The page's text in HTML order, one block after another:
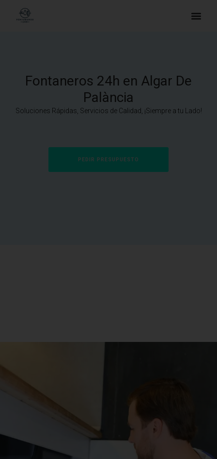
Fontaneros 24h en Algar De
Palància
Soluciones Rápidas, Servicios de Calidad, ¡Siempre a tu Lado!
PEDIR PRESUPUESTO